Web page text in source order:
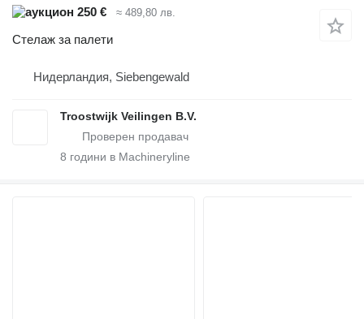
250 €
≈ 489,80 лв.
Стелаж за палети
Нидерландия, Siebengewald
Troostwijk Veilingen B.V.
8 години в Machineryline